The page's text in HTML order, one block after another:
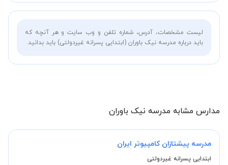
لیست مشخصات، آدرس، شماره تلفن و وب سایت و هر آنچه که
باید درباره مدرسه نیک باوران (ابتدایی پسرانه غیردولتی) باید بدانید.
مدارس مشابه مدرسه نیک باوران
مدرسه پیشتازان کامپیوتر ایران
ابتدایی پسرانه غیردولتی